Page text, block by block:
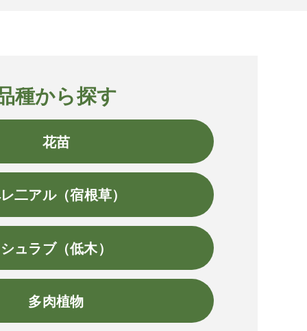
種から探す
花苗
二アル（宿根草）
シュラブ（低木）
多肉植物